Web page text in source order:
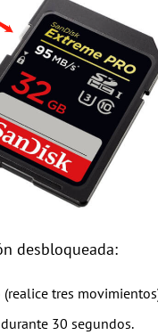
desbloqueada:
tres
30 segundos.